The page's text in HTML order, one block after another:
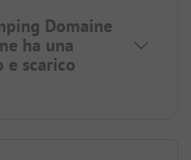
Domaine
ha una
e scarico